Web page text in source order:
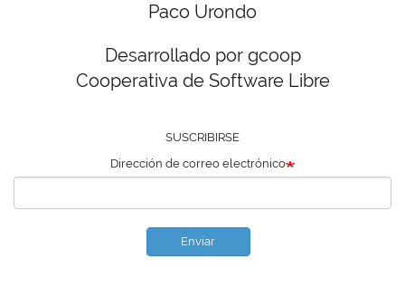
Paco Urondo
Desarrollado por gcoop
Cooperativa de Software Libre
SUSCRIBIRSE
Dirección de correo electrónico
Enviar